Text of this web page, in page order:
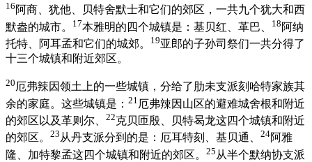
16 阿商、犹他、贝特舍默士和它们的郊区，一共九个犹大和西
默盎的城市。
17本雅明的四个城镇是：基贝红、革巴、 18 阿纳
托特、阿耳孟和它们的城郊。
19亚郎的子孙司祭们一共分得了
十三个城镇和附近郊区。
20厄弗辣因领土上的一些城镇，分给了肋未支派刻哈特家族其
余的家庭。这些城镇是： 21 厄弗辣因山区的避难城舍根和附近
的郊区以及革则尔、 22克贝匝殷、贝特曷龙这四个城镇和附近
的郊区。 23从丹支派分到的是：厄耳特刻、基贝通、 24阿雅
隆、加特黎孟这四个城镇和附近的郊区。 25 从半个默纳协支派